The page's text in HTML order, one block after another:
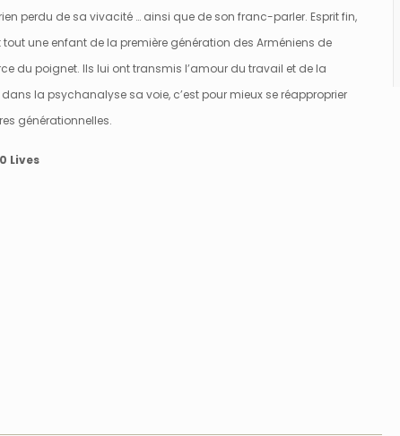
perdu de sa vivacité … ainsi que de son franc-parler. Esprit fin,
une enfant de la première génération des Arméniens de
du poignet. Ils lui ont transmis l’amour du travail et de la
la psychanalyse sa voie, c’est pour mieux se réapproprier
générationnelles.
Lives